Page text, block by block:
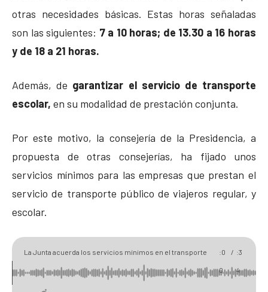
otras necesidades básicas. Estas horas señaladas
son las siguientes: 7 a 10 horas; de 13.30 a 16 horas
y de 18 a 21 horas.
Además, de garantizar el servicio de transporte
escolar, en su modalidad de prestación conjunta.
Por este motivo, la consejería de la Presidencia, a
propuesta de otras consejerías, ha fijado unos
servicios mínimos para las empresas que prestan el
servicio de transporte público de viajeros regular, y
escolar.
La Junta acuerda los servicios mínimos en el transporte
público de viajeros para las jornadas de huelga
:0
0
/ :3
4